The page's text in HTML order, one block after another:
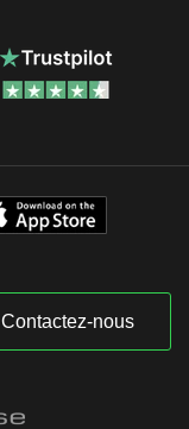
Contactez-nous